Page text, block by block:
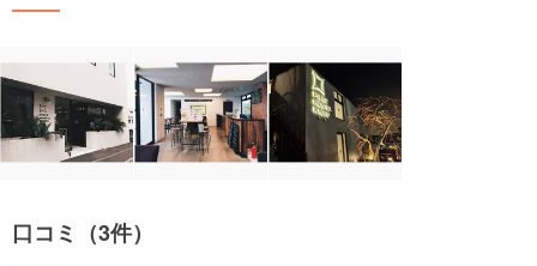
口コミ（3件）